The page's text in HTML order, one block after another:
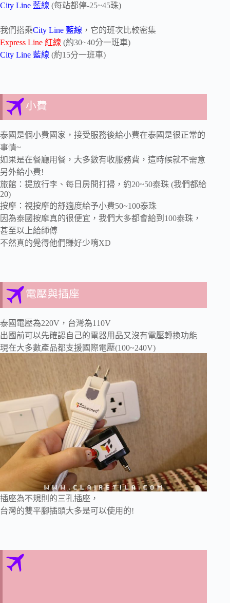
City Line 藍線 (每站都停-25~45珠)
我們搭乘City Line 藍線 ，它的班次比較密集
Express Line 紅線 (約30~40分一班車)
City Line 藍線 (約15分一班車)
小費
泰國是個小費國家，接受服務後給小費在泰國是很正常的
事情~
如果是在餐廳用餐，大多數有收服務費，這時候就不需意
另外給小費!
旅館：提放行李、每日房間打掃，約20~50泰珠 (我們都給
20)
按摩：視按摩的舒適度給予小費50~100泰珠
因為泰國按摩真的很便宜，我們大多都會給到100泰珠，
甚至以上給師傅
不然真的覺得他們賺好少唷XD
電壓與插座
泰國電壓為220V，台灣為110V
出國前可以先確認自己的電器用品又沒有電壓轉換功能
現在大多數產品都支援國際電壓(100~240V)
插座為不規則的三孔插座，
台灣的雙平腳插頭大多是可以使用的!